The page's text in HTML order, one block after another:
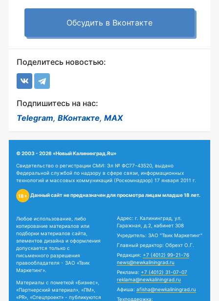
Обсудить в Вконтакте
Поделитесь новостью:
Подпишитесь на нас:
Telegram, ВКонтакте, MAX
© 2003 - 2026 «Новый Калининград.Ru»
Свидетельство о регистрации СМИ: Эл № ФС77-43520, выдано
Федеральной службой по надзору в сфере связи, информационных
технологий и массовых коммуникаций (Роскомнадзор) 17 января 2011 г.
18+ Данный сайт не предназначен для просмотра лицам младше 18 лет.
Любое использование, либо
копирование материалов или
подборки материалов сайта,
элементов дизайна и оформления
допускается только с
письменного разрешения
правообладателя - ЗАО «Твик
Маркетинг».
Материалы с пометкой «Бизнес»,
«Партнерский материал», «ПМ»,
«PR», «Спецпроект» - публикуются
Адрес: г. Калининград, ул.
Гаражная, д.2, кабинет 308
Учредитель: ЗАО "Твик Маркетинг"
Главный редактор: Обрехт О.Г.
Редакция: +7 (4012) 99-21-76
news@newkaliningrad.ru
Реклама: +7 (4012) 31-07-07
reklama@newkaliningrad.ru
Афиша: afisha@newkaliningrad.ru
Техподдержка: